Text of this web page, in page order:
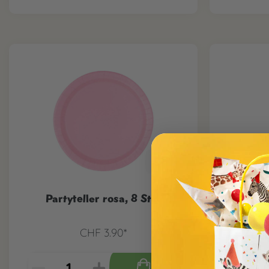
Partyteller rosa, 8 Stk.
CHF 3.90*